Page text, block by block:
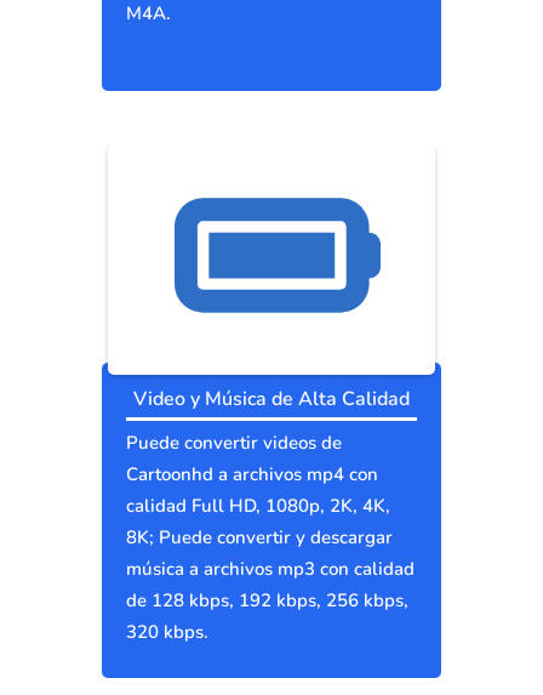
M4A.
Video y Música de Alta Calidad
Puede convertir videos de
Cartoonhd a archivos mp4 con
calidad Full HD, 1080p, 2K, 4K,
8K; Puede convertir y descargar
música a archivos mp3 con calidad
de 128 kbps, 192 kbps, 256 kbps,
320 kbps.